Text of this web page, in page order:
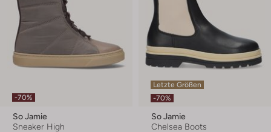
-70%
So Jamie
Sneaker High
Letzte Größen
-70%
So Jamie
Chelsea Boots